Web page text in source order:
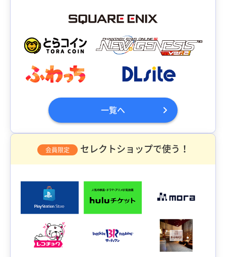
一覧へ
会員限定 セレクトショップで使う！